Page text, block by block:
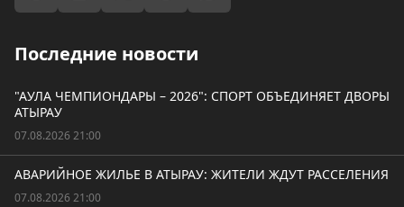
Последние новости
"АУЛА ЧЕМПИОНДАРЫ – 2026": СПОРТ ОБЪЕДИНЯЕТ ДВОРЫ
АТЫРАУ
07.08.2026 21:00
АВАРИЙНОЕ ЖИЛЬЕ В АТЫРАУ: ЖИТЕЛИ ЖДУТ РАССЕЛЕНИЯ
07.08.2026 21:00